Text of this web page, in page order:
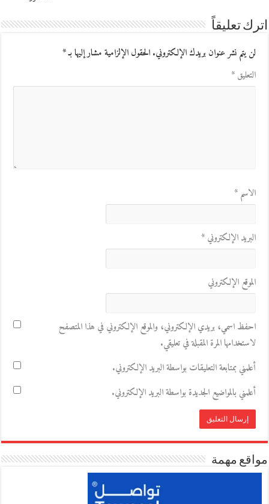
اترك تعليقاً
لن يتم نشر عنوان بريدك الإلكتروني.الحقول الإلزامية مشار إليها بـ*
التعليق*
الاسم*
البريد الإلكتروني*
الموقع الإلكتروني
احفظ اسمي، بريدي الإلكتروني، والموقع الإلكتروني في هذا المتصفح
لاستخدامها المرة المقبلة في تعليقي.
أعلمني بمتابعة التعليقات بواسطة البريد الإلكتروني.
أعلمني بالمواضيع الجديدة بواسطة البريد الإلكتروني.
مواقع مهمة